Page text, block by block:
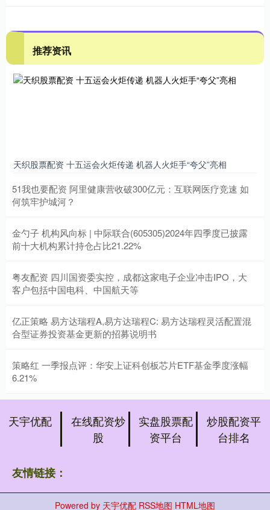
推荐资讯
天织股票配资 十五运会火炬传递 机器人火炬手“夸父”亮相
51我也要配资 阿里健康营收破300亿元：互联网医疗竞速 如
何筑牢护城河？
金勺子 机构风向标 | 中际联合(605305)2024年四季度已披露
前十大机构累计持仓占比21.22%
粤友配资 四川国资委实控，成都这家电子企业冲击IPO，大
客户包括中国电科、中国航天等
亿正策略 易方达瑞程A,易方达瑞程C: 易方达瑞程灵活配置混
合型证券投资基金更新的招募说明书
策略红 一季报点评：华安上证科创板芯片ETF基金季度涨幅
6.21%
天宇优配
在线配资炒
股
实盘股票配
资平台
炒股配资平
台排名
友情链接：
Powered by 天宇优配 RSS地图 HTML地图